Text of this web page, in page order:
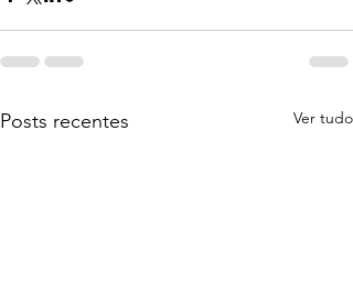
Posts recentes Ver tudo